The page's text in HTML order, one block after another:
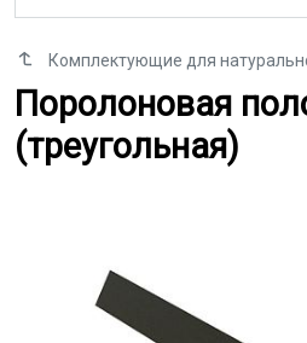
Комплектующие для
Поролоновая
Поролоновая
(треугольная)